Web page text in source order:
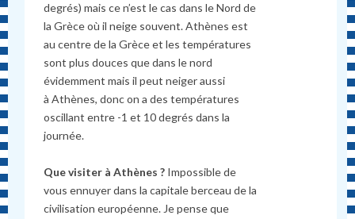
degrés) mais ce n’est le cas dans le Nord de
la Grèce où il neige souvent. Athènes est
au centre de la Grèce et les températures
sont plus douces que dans le nord
évidemment mais il peut neiger aussi
à Athènes, donc on a des températures
oscillant entre -1 et 10 degrés dans la
journée.
Que visiter à Athènes ? Impossible de
vous ennuyer dans la capitale berceau de la
civilisation européenne. Je pense que